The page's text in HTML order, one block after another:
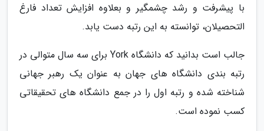
با پیشرفت و رشد چشمگیر و بعلاوه افزایش تعداد فارغ
التحصیلان، توانسته به این رتبه دست یابد.
جالب است بدانید که دانشگاه York برای سه سال متوالی در
رتبه بندی دانشگاه های جهان به عنوان یک رهبر جهانی
شناخته شده و رتبه اول را در جمع دانشگاه های تحقیقاتی
کسب نموده است.